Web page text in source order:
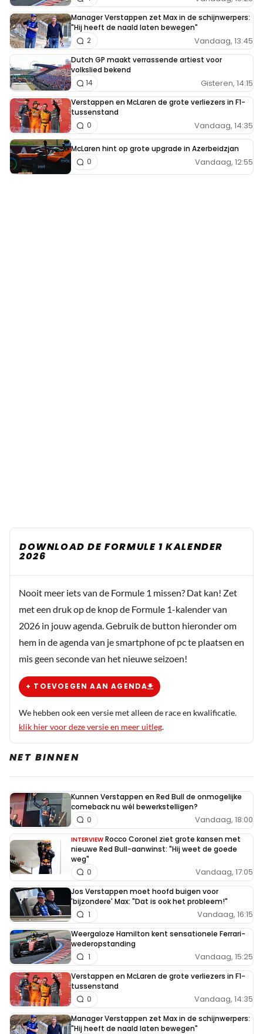
Manager Verstappen zet Max in de schijnwerpers:
"Hij heeft de naald laten bewegen"
Vandaag, 13:45
2
Dutch GP maakt verrassende artiest voor
volkslied bekend
Gisteren, 14:15
14
Verstappen en McLaren de grote verliezers in F1-
tussenstand
Vandaag, 14:35
0
McLaren hint op grote upgrade in Azerbeidzjan
Vandaag, 12:55
0
DOWNLOAD DE FORMULE 1 KALENDER
2026
Nooit meer iets van de Formule 1 missen? Dat kan! Zet
met een druk op de knop de Formule 1-kalender van
2026 in jouw agenda. Gebruik de button hieronder om
hem in de agenda van je smartphone of pc te plaatsen en
mis geen seconde van het nieuwe seizoen!
+ TOEVOEGEN AAN AGENDA
We hebben ook een versie met alleen de race en kwalificatie.
klik hier voor deze versie en meer uitleg.
NET BINNEN
Kunnen Verstappen en Red Bull de onmogelijke
comeback nu wél bewerkstelligen?
Vandaag, 18:00
0
INTERVIEW Rocco Coronel ziet grote kansen met
nieuwe Red Bull-aanwinst: "Hij weet de goede
weg"
Vandaag, 17:05
0
Jos Verstappen moet hoofd buigen voor
'bijzondere' Max: "Dat is ook het probleem!"
Vandaag, 16:15
1
Weergaloze Hamilton kent sensationele Ferrari-
wederopstanding
Vandaag, 15:25
1
Verstappen en McLaren de grote verliezers in F1-
tussenstand
Vandaag, 14:35
0
Manager Verstappen zet Max in de schijnwerpers:
"Hij heeft de naald laten bewegen"